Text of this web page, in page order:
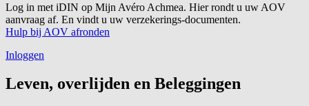
Log in met iDIN op Mijn Avéro Achmea. Hier rondt u uw AOV
aanvraag af. En vindt u uw verzekerings-documenten.
Hulp bij AOV afronden
Inloggen
Leven, overlijden en Beleggingen